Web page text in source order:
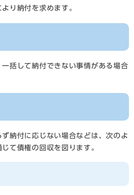
り納付を求めます。
括して納付できない事情がある場合
納付に応じない場合などは、次のよ
て債権の回収を図ります。